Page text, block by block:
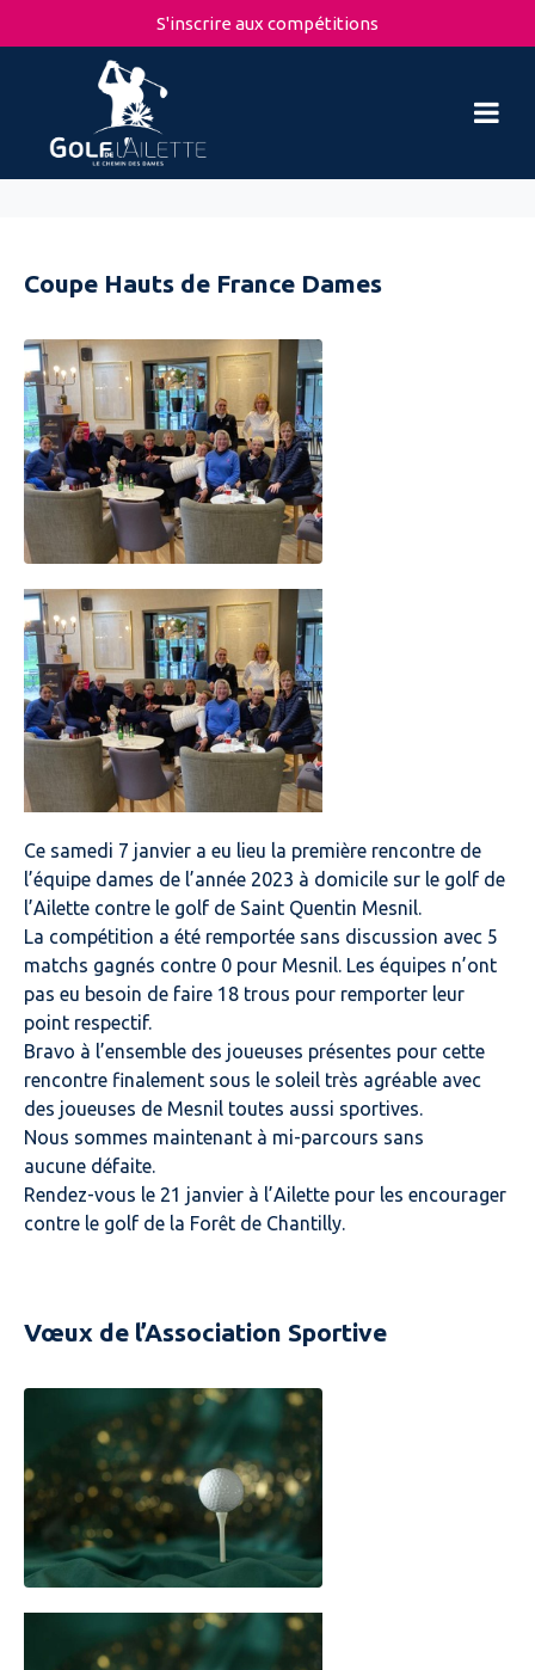
S'inscrire aux compétitions
Coupe Hauts de France Dames
Ce samedi 7 janvier a eu lieu la première rencontre de
l’équipe dames de l’année 2023 à domicile sur le golf de
l’Ailette contre le golf de Saint Quentin Mesnil.
La compétition a été remportée sans discussion avec 5
matchs gagnés contre 0 pour Mesnil. Les équipes n’ont
pas eu besoin de faire 18 trous pour remporter leur
point respectif.
Bravo à l’ensemble des joueuses présentes pour cette
rencontre finalement sous le soleil très agréable avec
des joueuses de Mesnil toutes aussi sportives.
Nous sommes maintenant à mi-parcours sans
aucune défaite.
Rendez-vous le 21 janvier à l’Ailette pour les encourager
contre le golf de la Forêt de Chantilly.
Vœux de l’Association Sportive